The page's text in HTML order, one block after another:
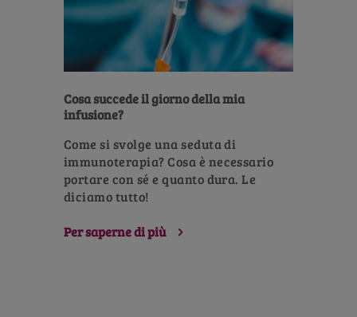
Cosa succede il giorno della mia
infusione?
Come si svolge una seduta di
immunoterapia? Cosa è necessario
portare con sé e quanto dura. Le
diciamo tutto!
Per saperne di più